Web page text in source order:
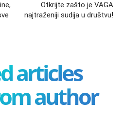
Otkrijte zašto je VAGA
najtraženiji sudija u društvu!
articles
author